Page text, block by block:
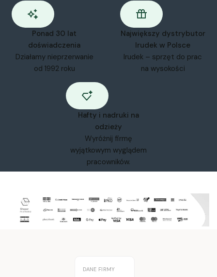
Ponad 30 lat
doświadczenia
Działamy nieprzerwanie
od 1992 roku
Największy dystrybutor
Irudek w Polsce
Irudek – sprzęt do prac
na wysokości
Hafty i nadruki na
odzieży
Wyróżnij firmę
wyjątkowym wyglądem
pracowników.
DANE FIRMY